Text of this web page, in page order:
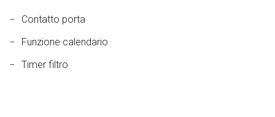
Contatto porta
Funzione calendario
Timer filtro